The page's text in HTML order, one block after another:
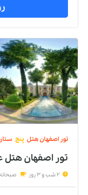
تور اصفهانهتل پنج
تور اصفهان هتل
2 شب و 3 روز